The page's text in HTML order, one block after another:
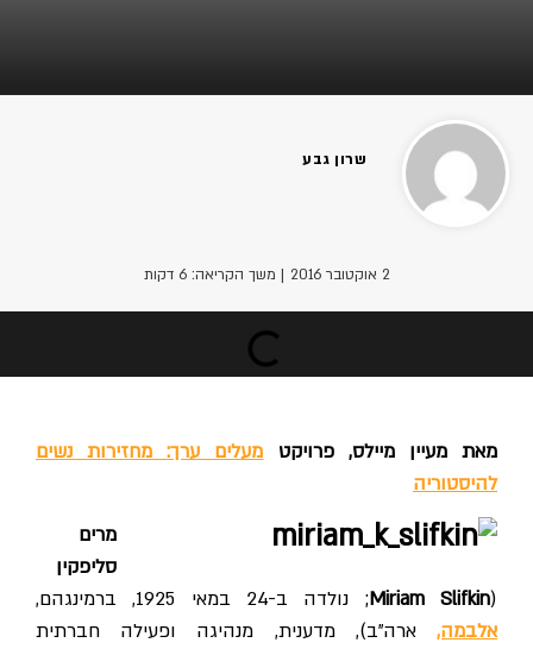
שרון גבע
2 אוקטובר 2016 | משך הקריאה: 6 דקות
מאת מעיין מיילס, פרויקט מעלים ערך: מחזירות נשים
להיסטוריה
מרים
סליפקין
(
Miriam Slifkin; נולדה ב-24 במאי 1925, ברמינגהם,
אלבמה, ארה"ב), מדענית, מנהיגה ופעילה חברתית